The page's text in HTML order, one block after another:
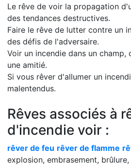
Le rêve de voir la propagation
des tendances destructives.
Faire le rêve de lutter contre un
des défis de l'adversaire.
Voir un incendie dans un champ,
une amitié.
Si vous rêver d'allumer un
malentendus.
Rêves associés à
d'incendie voir :
rêver de feu rêver de flamme
explosion, embrasement,